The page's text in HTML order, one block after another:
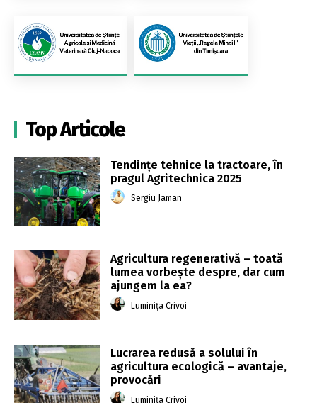
Top Articole
Tendințe tehnice la tractoare, în
pragul Agritechnica 2025
Sergiu Jaman
Agricultura regenerativă – toată
lumea vorbește despre, dar cum
ajungem la ea?
Luminița Crivoi
Lucrarea redusă a solului în
agricultura ecologică – avantaje,
provocări
Luminița Crivoi